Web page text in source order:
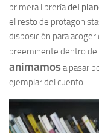
primera libreríadel
el resto de
disposición para
preeminente dentro de
animamos a pasar
ejemplar del cuento.